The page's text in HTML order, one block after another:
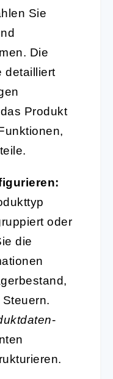
Sie
Die
detailliert
Produkt
oder
die
-